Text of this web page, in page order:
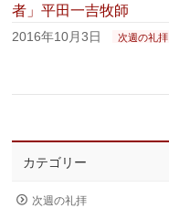
者」平田一吉牧師
2016年10月3日 次週の礼拝
カテゴリー
次週の礼拝